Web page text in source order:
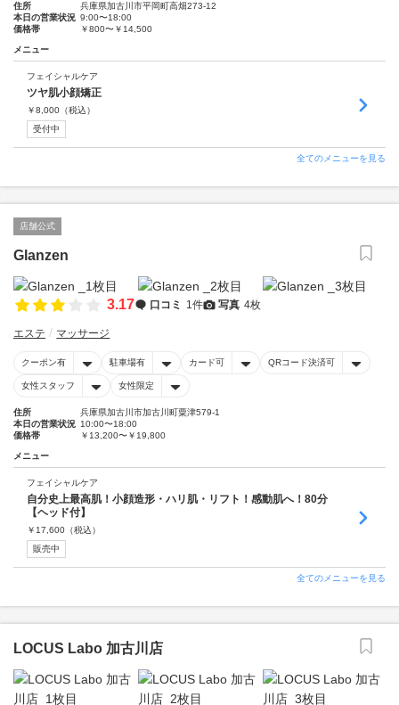
住所
兵庫県加古川市平岡町高畑273-12
本日の営業状況 9:00〜18:00
価格帯
￥800〜￥14,500
メニュー
フェイシャルケア
ツヤ肌小顔矯正
￥8,000 （税込）
受付中
全てのメニューを見る
店舗公式
Glanzen
3.17 口コミ 1件 写真 4枚
エステ マッサージ
クーポン有 駐車場有 カード可 QRコード決済可
女性スタッフ 女性限定
住所
兵庫県加古川市加古川町粟津579-1
本日の営業状況 10:00〜18:00
価格帯
￥13,200〜￥19,800
メニュー
フェイシャルケア
自分史上最高肌！小顔造形・ハリ肌・リフト！感動肌へ！80分
【ヘッド付】
￥ 17,600 （税込）
販売中
全てのメニューを見る
LOCUS Labo 加古川店